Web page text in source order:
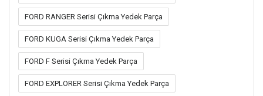
FORD RANGER Serisi Çıkma Yedek Parça
FORD KUGA Serisi Çıkma Yedek Parça
FORD F Serisi Çıkma Yedek Parça
FORD EXPLORER Serisi Çıkma Yedek Parça